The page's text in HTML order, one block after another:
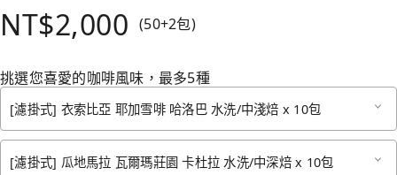
NT$2,000 (50+2包)
挑選您喜愛的咖啡風味，最多5種
[濾掛式] 衣索比亞 耶加雪啡 哈洛巴 水洗/中淺焙 x 10包
[濾掛式] 瓜地馬拉 瓦爾瑪莊園 卡杜拉 水洗/中深焙 x 10包